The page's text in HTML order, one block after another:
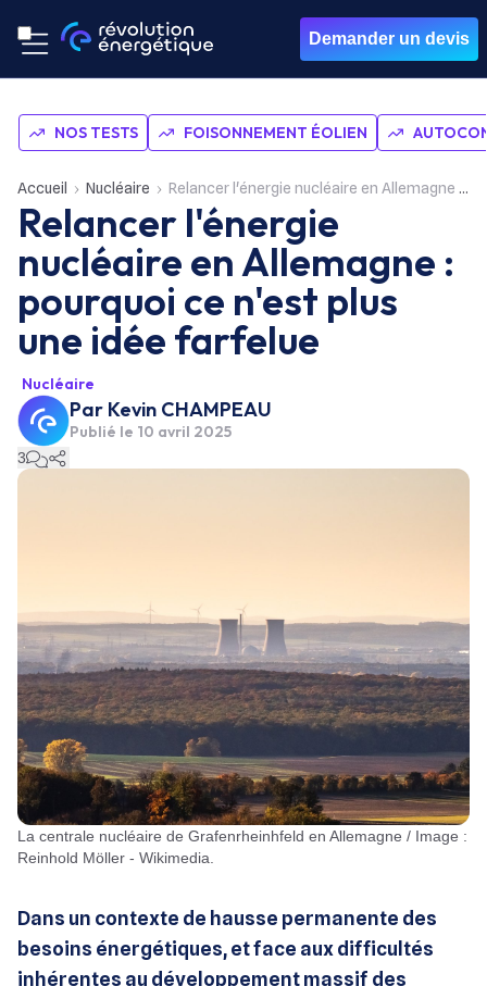
Demander un devis
NOS TESTS FOISONNEMENT ÉOLIEN
Accueil Nucléaire Relancer l'énergie nucléaire en Allemagne : pourquoi ce n'est plus une idée farfelue
Relancer l'énergie
nucléaire en Allemagne :
pourquoi ce n'est plus
une idée farfelue
Nucléaire
Par Kevin CHAMPEAU
Publié le 10 avril 2025
3
La centrale nucléaire de Grafenrheinhfeld en Allemagne / Image :
Reinhold Möller - Wikimedia.
Dans un contexte de hausse permanente des
besoins énergétiques, et face aux difficultés
inhérentes au développement massif des